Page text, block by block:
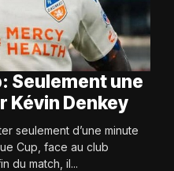
Seulement une
Kévin Denkey
seulement d’une minute
Cup, face au club
du match, il...